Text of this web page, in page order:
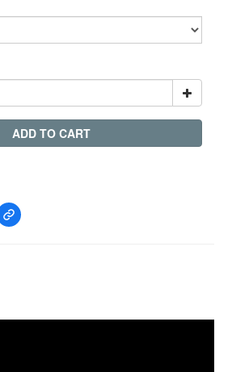
ADD TO CART